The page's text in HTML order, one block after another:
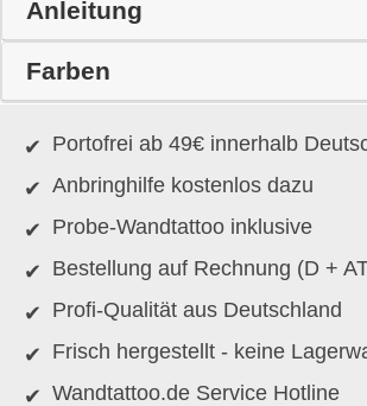
Anleitung
Farben
Portofrei ab 49€ innerhalb
Anbringhilfe kostenlos dazu
Probe-Wandtattoo inklusive
Bestellung auf Rechnung (D +
Profi-Qualität aus Deutschland
Frisch hergestellt - keine
Wandtattoo.de Service Hotline